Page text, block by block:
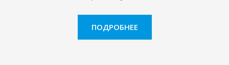
ПОДРОБНЕЕ